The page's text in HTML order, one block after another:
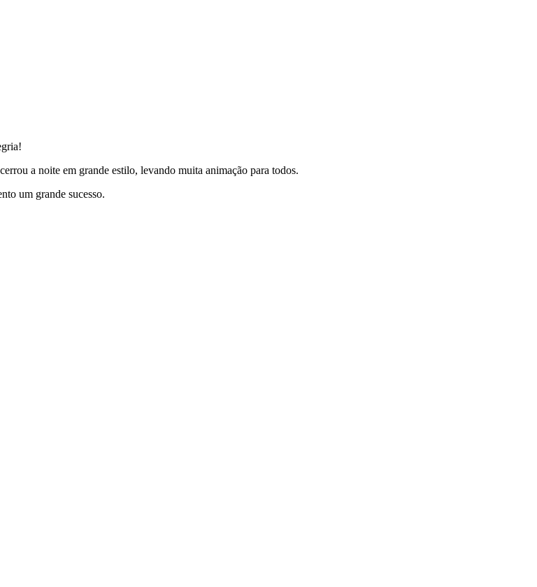
a noite em grande estilo, levando muita animação para todos.
um grande sucesso.